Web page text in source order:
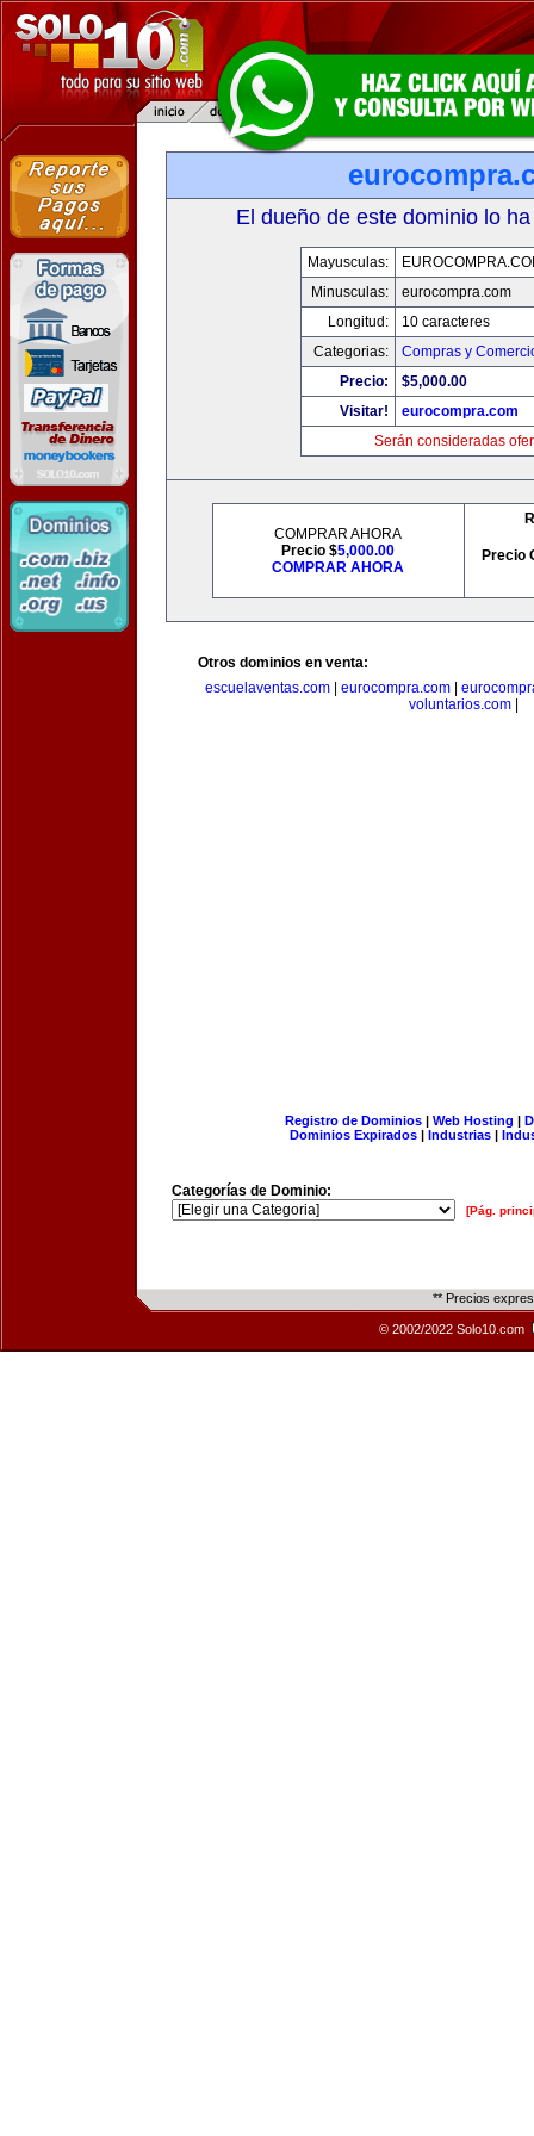
El dueño de este dominio lo
Mayusculas:
Minusculas:
eurocompra.com
Longitud:
10 caracteres
Categorias:
Compras y
Precio:
$5,000.00
Visitar!
eurocompra.com
Serán consideradas
COMPRAR AHORA
Precio $5,000.00
COMPRAR AHORA
Precio
Otros dominios en venta:
escuelaventas.com| eurocompra.com|
voluntarios.com
Registro de Dominios| Web Hosting |
Dominios Expirados | Industrias |
Categorías de Dominio:
[Pág.
** Precios
© 2002/2022 Solo10.com